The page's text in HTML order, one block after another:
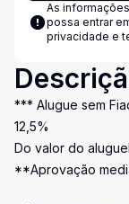
As
possa entrar
privacidade e
*** Alugue sem
12,5%
Do valor do
**Aprovação